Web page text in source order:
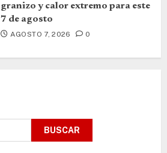
granizo y calor extremo para este
7 de agosto
AGOSTO 7, 2026 0
BUSCAR